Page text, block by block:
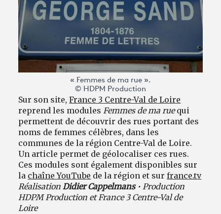
« Femmes de ma rue ».
© HDPM Production
Sur son site,France 3 Centre-Val de Loire
reprend les modulesFemmes de ma ruequi
permettent de découvrir des rues portant des
noms de femmes célèbres, dans les
communes de la région Centre-Val de Loire.
Un article permet de géolocaliser ces rues.
Ces modules sont également disponibles sur
la chaîne YouTube de la région et surfrance.tv
RéalisationDidier Cappelmans• Production
HDPM Production et France 3 Centre-Val de
Loire